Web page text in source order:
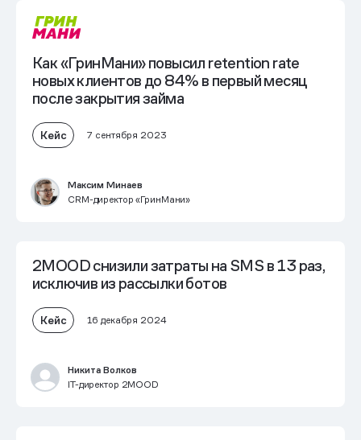
Как «ГринМани» повысил retention rate
новых клиентов до 84% в первый месяц
после закрытия займа
Кейс 7 сентября 2023
Максим Минаев
CRM-директор «ГринМани»
2MOODснизили затраты на SMS в 13 раз,
исключив из рассылки ботов
Кейс 16 декабря 2024
Никита Волков
IT-директор 2MOOD